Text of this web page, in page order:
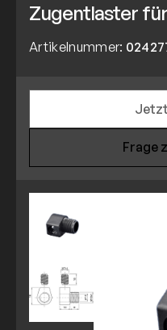
Zugentlaster für
Artikelnummer:
Frage